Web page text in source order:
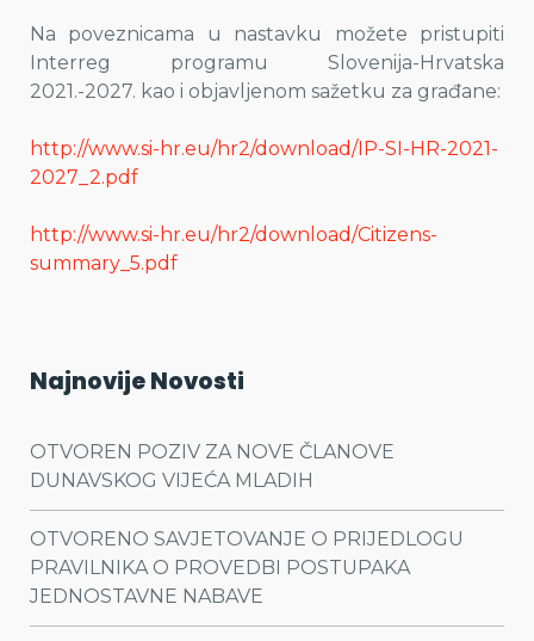
Na poveznicama u nastavku možete pristupiti
Interreg programu Slovenija-Hrvatska
2021.-2027. kao i objavljenom sažetku za građane:
http://www.si-hr.eu/hr2/download/IP-SI-HR-2021-
2027_2.pdf
http://www.si-hr.eu/hr2/download/Citizens-
summary_5.pdf
Najnovije Novosti
OTVOREN POZIV ZA NOVE ČLANOVE
DUNAVSKOG VIJEĆA MLADIH
OTVORENO SAVJETOVANJE O PRIJEDLOGU
PRAVILNIKA O PROVEDBI POSTUPAKA
JEDNOSTAVNE NABAVE